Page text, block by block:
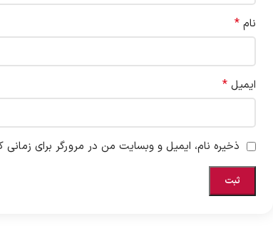
نام *
ایمیل *
ذخیره نام، ایمیل و وبسایت من در مرورگر برای